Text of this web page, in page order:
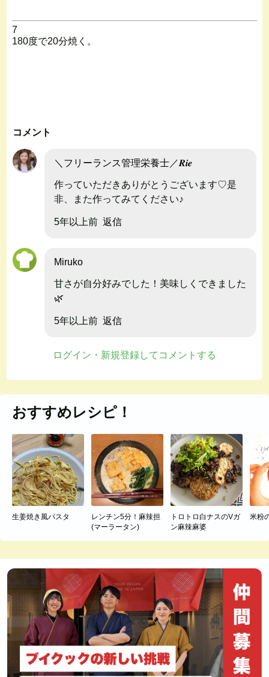
7
180度で20分焼く。
コメント
＼フリーランス管理栄養士／𝑹𝒊𝒆
作っていただきありがとうございます♡是
非、また作ってみてください♪
5年以上前 返信
Miruko
甘さが自分好みでした！美味しくできました
🌿
5年以上前 返信
ログイン・新規登録してコメントする
おすすめレシピ！
生姜焼き風パスタ
レンチン5分！麻辣担
(マーラータン)
トロトロ白ナスのVガ
ン麻辣麻婆
米粉